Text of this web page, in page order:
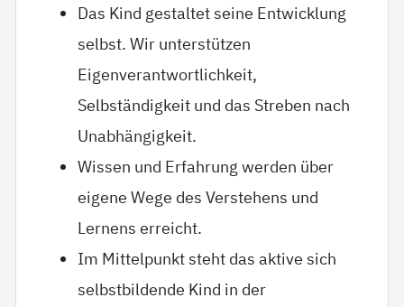
Das Kind gestaltet seine Entwicklung
selbst. Wir unterstützen
Eigenverantwortlichkeit,
Selbständigkeit und das Streben nach
Unabhängigkeit.
Wissen und Erfahrung werden über
eigene Wege des Verstehens und
Lernens erreicht.
Im Mittelpunkt steht das aktive sich
selbstbildende Kind in der